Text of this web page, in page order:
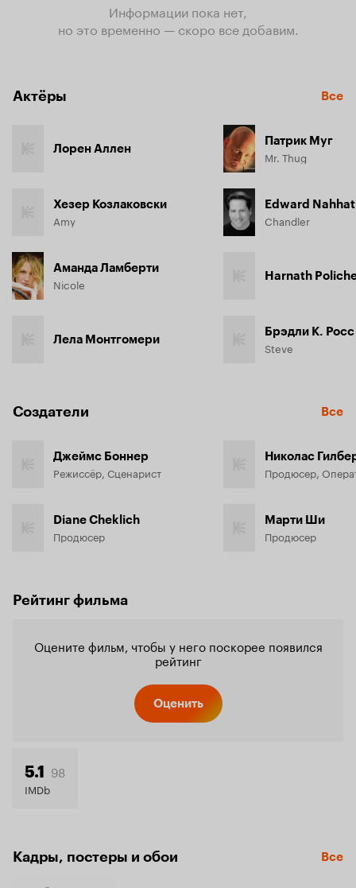
Информации пока нет,
но это временно — скоро все добавим.
Актёры Все
Лорен Аллен
Хезер Козлаковски
Amy
Аманда Ламберти
Nicole
Лела Монтгомери
Патрик Муг
Mr. Thug
Edward Nahhat
Chandler
Harnath
Брэдли К. Росс
Steve
Создатели Все
Джеймс Боннер
Режиссёр, Сценарист
Diane Cheklich
Продюсер
Николас
Продюсер,
Марти Ши
Продюсер
Рейтинг фильма
Оцените фильм, чтобы у него поскорее появился
рейтинг
Оценить
5.1 98
IMDb
Кадры, постеры и обои Все